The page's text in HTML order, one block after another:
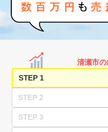
清瀬市
STEP 1
STEP 2
STEP 3
家査定シミュレーター
お問い合わせ